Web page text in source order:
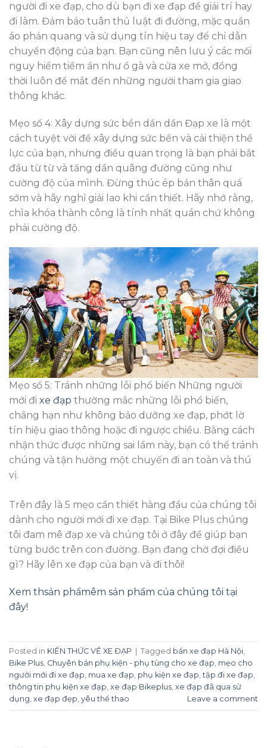
người đi xe đạp, cho dù bạn đi xe đạp để giải trí hay
đi làm. Đảm bảo tuân thủ luật đi đường, mặc quần
áo phản quang và sử dụng tín hiệu tay để chỉ dẫn
chuyển động của bạn. Bạn cũng nên lưu ý các mối
nguy hiểm tiềm ẩn như ổ gà và cửa xe mở, đồng
thời luôn để mắt đến những người tham gia giao
thông khác.
Mẹo số 4: Xây dựng sức bền dần dần Đạp xe là một
cách tuyệt vời để xây dựng sức bền và cải thiện thể
lực của bạn, nhưng điều quan trọng là bạn phải bắt
đầu từ từ và tăng dần quãng đường cũng như
cường độ của mình. Đừng thúc ép bản thân quá
sớm và hãy nghỉ giải lao khi cần thiết. Hãy nhớ rằng,
chìa khóa thành công là tính nhất quán chứ không
phải cường độ.
Mẹo số 5: Tránh những lỗi phổ biến Những người
mới đi xe đạp thường mắc những lỗi phổ biến,
chẳng hạn như không bảo dưỡng xe đạp, phớt lờ
tín hiệu giao thông hoặc đi ngược chiều. Bằng cách
nhận thức được những sai lầm này, bạn có thể tránh
chúng và tận hưởng một chuyến đi an toàn và thú
vị.
Trên đây là 5 mẹo cần thiết hàng đầu của chúng tôi
dành cho người mới đi xe đạp. Tại Bike Plus chúng
tôi đam mê đạp xe và chúng tôi ở đây để giúp bạn
từng bước trên con đường. Bạn đang chờ đợi điều
gì? Hãy lên xe đạp của bạn và đi thôi!
Xem thsản phẩmêm sản phẩm của chúng tôi tại
đây!
Posted in KIẾN THỨC VỀ XE ĐẠP Tagged bán xe đạp Hà Nội,
Bike Plus, Chuyên bán phụ kiện - phụ tùng cho xe đạp, mẹo cho
người mới đi xe đạp, mua xe đạp, phụ kiện xe đạp,tập đi xe đạp,
thông tin phụ kiện xe đạp, xe đạp Bikeplus, xe đạp đã qua sử
dụng, xe đạp đẹp, yêu thể thao Leave a comment